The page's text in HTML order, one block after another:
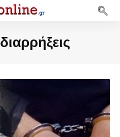
διαρρήξεις